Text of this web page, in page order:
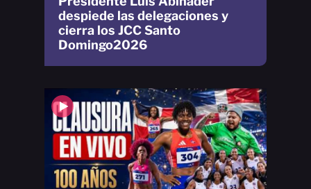
despiede las delegaciones y
cierra los JCC Santo
Domingo2026